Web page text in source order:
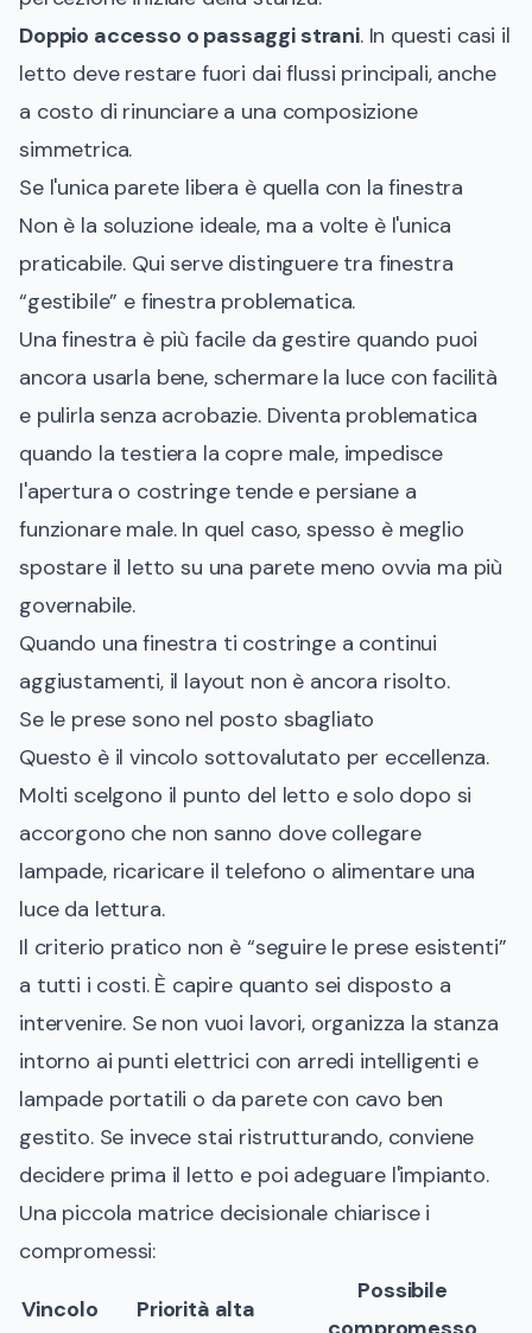
Doppio accesso o passaggi strani. In questi casi il
letto deve restare fuori dai flussi principali, anche
a costo di rinunciare a una composizione
simmetrica.
Se l'unica parete libera è quella con la finestra
Non è la soluzione ideale, ma a volte è l'unica
praticabile. Qui serve distinguere tra finestra
“gestibile” e finestra problematica.
Una finestra è più facile da gestire quando puoi
ancora usarla bene, schermare la luce con facilità
e pulirla senza acrobazie. Diventa problematica
quando la testiera la copre male, impedisce
l'apertura o costringe tende e persiane a
funzionare male. In quel caso, spesso è meglio
spostare il letto su una parete meno ovvia ma più
governabile.
Quando una finestra ti costringe a continui
aggiustamenti, il layout non è ancora risolto.
Se le prese sono nel posto sbagliato
Questo è il vincolo sottovalutato per eccellenza.
Molti scelgono il punto del letto e solo dopo si
accorgono che non sanno dove collegare
lampade, ricaricare il telefono o alimentare una
luce da lettura.
Il criterio pratico non è “seguire le prese esistenti”
a tutti i costi. È capire quanto sei disposto a
intervenire. Se non vuoi lavori, organizza la stanza
intorno ai punti elettrici con arredi intelligenti e
lampade portatili o da parete con cavo ben
gestito. Se invece stai ristrutturando, conviene
decidere prima il letto e poi adeguare l'impianto.
Una piccola matrice decisionale chiarisce i
compromessi:
Vincolo Priorità alta
Possibile